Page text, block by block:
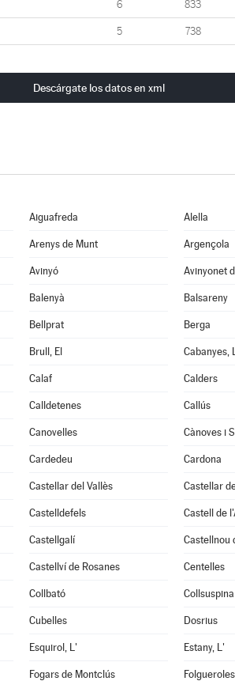
6 833
5 738
Descárgate los datos en xml
Aiguafreda Alella
Arenys de Munt Argençola
Avinyó Avinyonet
Balenyà Balsareny
Bellprat Berga
Brull, El Cabanyes,
Calaf Calders
Calldetenes Callús
Canovelles Cànoves i
Cardedeu Cardona
Castellar del Vallès Castellar
Castelldefels Castell de
Castellgalí Castellnou
Castellví de Rosanes Centelles
Collbató Collsuspina
Cubelles Dosrius
Esquirol, L' Estany, L'
Fogars de Montclús Folgueroles